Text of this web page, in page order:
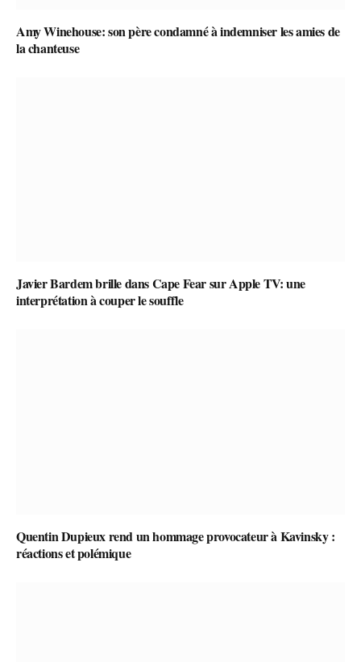
Amy Winehouse: son père condamné à indemniser les amies de
la chanteuse
Javier Bardem brille dans Cape Fear sur Apple TV: une
interprétation à couper le souffle
Quentin Dupieux rend un hommage provocateur à Kavinsky :
réactions et polémique